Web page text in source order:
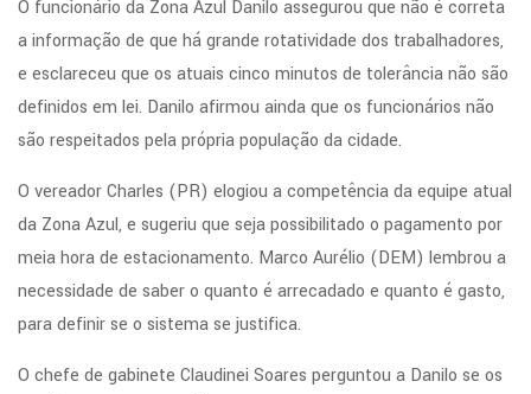
O funcionário da Zona Azul Danilo assegurou que não é correta
a informação de que há grande rotatividade dos trabalhadores,
e esclareceu que os atuais cinco minutos de tolerância não são
definidos em lei. Danilo afirmou ainda que os funcionários não
são respeitados pela própria população da cidade.
O vereador Charles (PR) elogiou a competência da equipe atual
da Zona Azul, e sugeriu que seja possibilitado o pagamento por
meia hora de estacionamento. Marco Aurélio (DEM) lembrou a
necessidade de saber o quanto é arrecadado e quanto é gasto,
para definir se o sistema se justifica.
O chefe de gabinete Claudinei Soares perguntou a Danilo se os